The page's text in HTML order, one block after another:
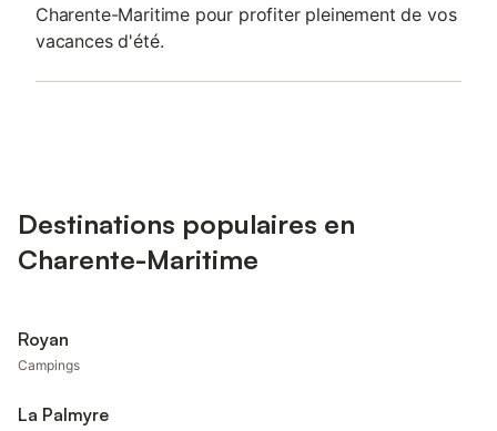
Charente-Maritime pour profiter pleinement de vos
vacances d'été.
Destinations populaires en
Charente-Maritime
Royan
Campings
La Palmyre